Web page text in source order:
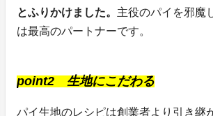
とふりかけました。 主役のパイを邪魔
は最高のパートナーです。
point2 生地にこだわる
パイ生地のレシピは創業者より引き継